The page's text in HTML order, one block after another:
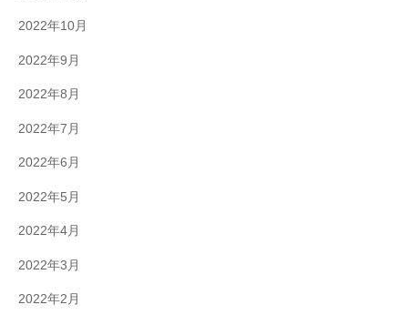
2022年10月
2022年9月
2022年8月
2022年7月
2022年6月
2022年5月
2022年4月
2022年3月
2022年2月